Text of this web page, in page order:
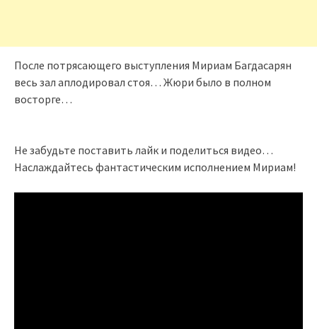
После потрясающего выступления Мириам Багдасарян
весь зал аплодировал стоя… Жюри было в полном
восторге…
Не забудьте поставить лайк и поделиться видео…
Наслаждайтесь фантастическим исполнением Мириам!